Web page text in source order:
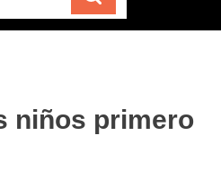
niños primero